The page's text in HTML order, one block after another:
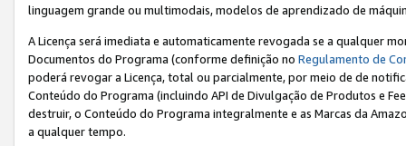
linguagem grande ou multimodais, modelos de aprendizado de
A Licença será imediata e automaticamente revogada se a qualquer
Documentos do Programa (conforme definição no Regulamento de
poderá revogar a Licença, total ou parcialmente, por meio de de
Conteúdo do Programa (incluindo API de Divulgação de Produtos e
destruir, o Conteúdo do Programa integralmente e as Marcas da
a qualquer tempo.